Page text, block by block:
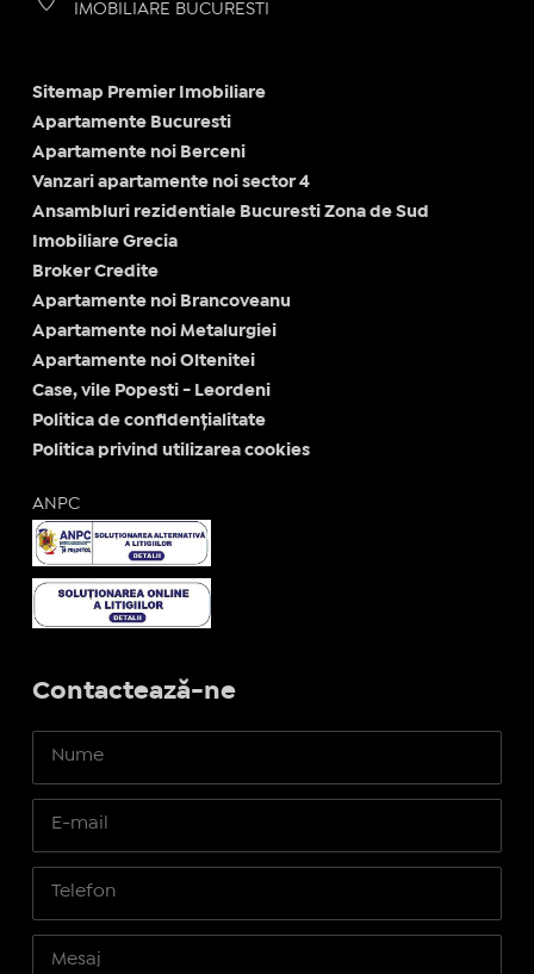
IMOBILIARE BUCURESTI
Sitemap Premier Imobiliare
Apartamente Bucuresti
Apartamente noi Berceni
Vanzari apartamente noi sector 4
Ansambluri rezidentiale Bucuresti Zona de Sud
Imobiliare Grecia
Broker Credite
Apartamente noi Brancoveanu
Apartamente noi Metalurgiei
Apartamente noi Oltenitei
Case, vile Popesti - Leordeni
Politica de confidențialitate
Politica privind utilizarea cookies
ANPC
Contactează-ne